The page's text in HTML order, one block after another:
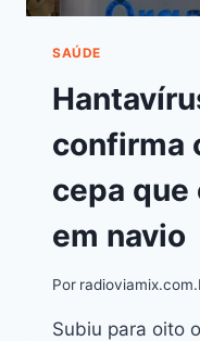
SAÚDE
confirma
cepa
em navio
Por
Subiu para oito